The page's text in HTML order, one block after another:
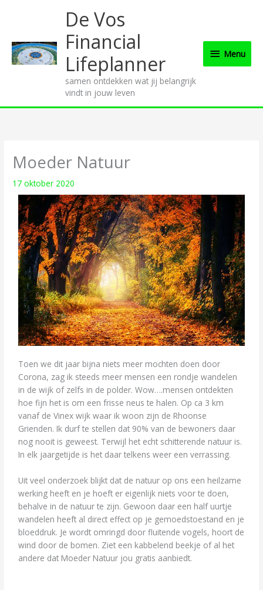
inhoud
De Vos
Financial
Lifeplanner
samen ontdekken wat jij belangrijk
vindt in jouw leven
Menu
Moeder Natuur
17 oktober 2020
Toen we dit jaar bijna niets meer mochten doen door
Corona, zag ik steeds meer mensen een rondje wandelen
in de wijk of zelfs in de polder. Wow….mensen ontdekten
hoe fijn het is om een frisse neus te halen. Op ca 3 km
vanaf de Vinex wijk waar ik woon zijn de Rhoonse
Grienden. Ik durf te stellen dat 90% van de bewoners daar
nog nooit is geweest. Terwijl het echt schitterende natuur is.
In elk jaargetijde is het daar telkens weer een verrassing.
Uit veel onderzoek blijkt dat de natuur op ons een heilzame
werking heeft en je hoeft er eigenlijk niets voor te doen,
behalve in de natuur te zijn. Gewoon daar een half uurtje
wandelen heeft al direct effect op je gemoedstoestand en je
bloeddruk. Je wordt omringd door fluitende vogels, hoort de
wind door de bomen. Ziet een kabbelend beekje of al het
andere dat Moeder Natuur jou gratis aanbiedt.